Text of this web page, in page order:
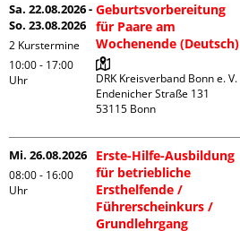
Sa. 22.08.2026 -
So. 23.08.2026
2 Kurstermine
10:00 - 17:00
Uhr
Geburtsvorbereitung
für Paare am
Wochenende (Deutsch)
DRK Kreisverband Bonn e. V.
Endenicher Straße 131
Mi. 26.08.2026
08:00 - 16:00
Uhr
Erste-Hilfe-Ausbildung
für betriebliche
Ersthelfende /
Führerscheinkurs /
Grundlehrgang